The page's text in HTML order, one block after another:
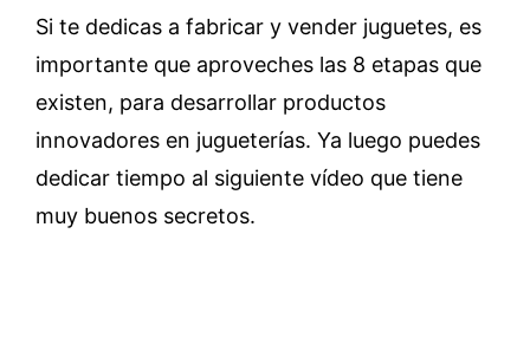
Si te dedicas a fabricar y vender juguetes, es
importante que aproveches las 8 etapas que
existen, para desarrollar productos
innovadores en jugueterías. Ya luego puedes
dedicar tiempo al siguiente vídeo que tiene
muy buenos secretos.